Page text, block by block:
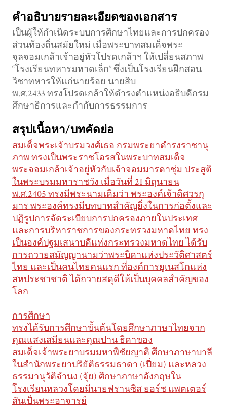
คำอธิบายรายละเอียดของเอกสาร
เป็นผู้ให้กำเนิดระบบการศึกษาไทยและการปกครอง
ส่วนท้องถิ่นสมัยใหม่ เมื่อพระบาทสมเด็จพระ
จุลจอมเกล้าเจ้าอยู่หัวโปรดเกล้าฯ ให้เปลี่ยนสภาพ
“โรงเรียนทหารมหาดเล็ก” ซึ่งเป็นโรงเรียนฝึกสอน
วิชาทหารให้แก่นายร้อย นายสิบ
พ.ศ.2433 ทรงโปรดเกล้าให้ดำรงตำแหน่งอธิบดีกรม
ศึกษาธิการและกำกับการธรรมการ
สรุปเนื้อหา/บทคัดย่อ
สมเด็จพระเจ้าบรมวงศ์เธอ กรมพระยาดำรงราชานุ
ภาพ ทรงเป็นพระราชโอรสในพระบาทสมเด็จ
พระจอมเกล้าเจ้าอยู่หัวกับเจ้าจอมมารดาชุ่ม ประสูติ
ในพระบรมมหาราชวัง เมื่อวันที่ 21 มิถุนายน
พ.ศ.2405 ทรงมีพระนามเดิมว่า พระองค์เจ้าดิศวรกุ
มาร พระองค์ทรงมีบทบาทสำคัญยิ่งในการก่อตั้งและ
ปฏิรูปการจัดระเบียบการปกครองภายในประเทศ
และการบริหาราชการของกระทรวงมหาดไทย ทรง
เป็นองค์ปฐมเสนาบดีแห่งกระทรวงมหาดไทย ได้รับ
การถวายสมัญญานามว่าพระบิดาแห่งประวัติศาสตร์
ไทย และเป็นคนไทยคนแรก ที่องค์การยูเนสโกแห่ง
สหประชาชาติ ได้ถวายสดุดีให้เป็นบุคคลสำคัญของ
โลก
การศึกษา
ทรงได้รับการศึกษาขั้นต้นโดยศึกษาภาษาไทยจาก
คุณแสงเสมียนและคุณปาน ธิดาของ
สมเด็จเจ้าพระยาบรมมหาพิชัยญาติ ศึกษาภาษาบาลี
ในสำนักพระยาปริยัติธรรมธาดา (เปี่ยม) และหลวง
ธรรมานุวัติจำนง (จุ้ย) ศึกษาภาษาอังกฤษใน
โรงเรียนหลวงโดยมีนายฟรานซิส ยอร์ช แพตเตอร์
สันเป็นพระอาจารย์